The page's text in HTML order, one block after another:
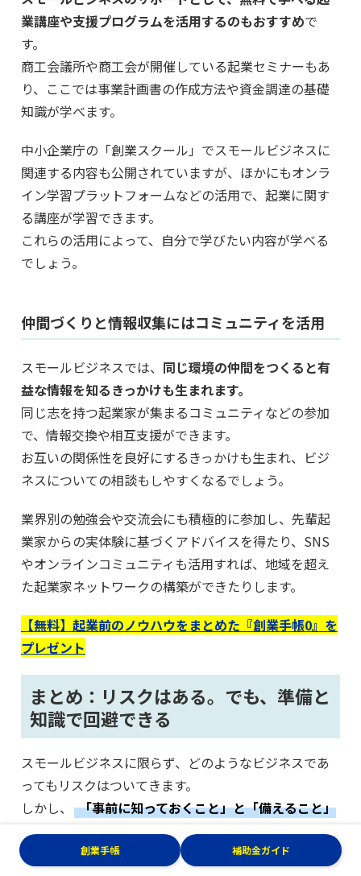
業講座や支援プログラムを活用するのもおすすめで
す。
商工会議所や商工会が開催している起業セミナーもあ
り、ここでは事業計画書の作成方法や資金調達の基礎
知識が学べます。
中小企業庁の「創業スクール」でスモールビジネスに
関連する内容も公開されていますが、ほかにもオンラ
イン学習プラットフォームなどの活用で、起業に関す
る講座が学習できます。
これらの活用によって、自分で学びたい内容が学べる
でしょう。
仲間づくりと情報収集にはコミュニティを活用
スモールビジネスでは、 同じ環境の仲間をつくると有
益な情報を知るきっかけも生まれます。
同じ志を持つ起業家が集まるコミュニティなどの参加
で、情報交換や相互支援ができます。
お互いの関係性を良好にするきっかけも生まれ、ビジ
ネスについての相談もしやすくなるでしょう。
業界別の勉強会や交流会にも積極的に参加し、先輩起
業家からの実体験に基づくアドバイスを得たり、SNS
やオンラインコミュニティも活用すれば、地域を超え
た起業家ネットワークの構築ができたりします。
【無料】起業前のノウハウをまとめた『創業手帳0』を
プレゼント
まとめ：リスクはある。でも、準備と
知識で回避できる
スモールビジネスに限らず、どのようなビジネスであ
ってもリスクはついてきます。
しかし、
「事前に知っておくこと」と「備えること」
を意識すれば、回避や対処ができる可能性が高くなる
でしょう。創業手帳 補助金ガイド